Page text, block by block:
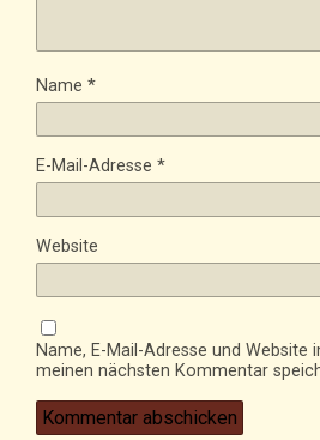
Name *
E-Mail-Adresse *
Website
Name, E-Mail-Adresse und Website
meinen nächsten Kommentar